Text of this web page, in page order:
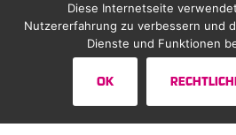
Rechtliche
Diese Internetseite
Nutzererfahrung zu verbessern und
Dienste und Funktionen
OK